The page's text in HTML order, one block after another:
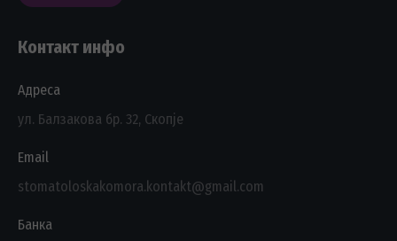
Контакт инфо
Адреса
ул. Балзакова бр. 32, Скопје
Email
stomatoloskakomora.kontakt@gmail.com
Банка